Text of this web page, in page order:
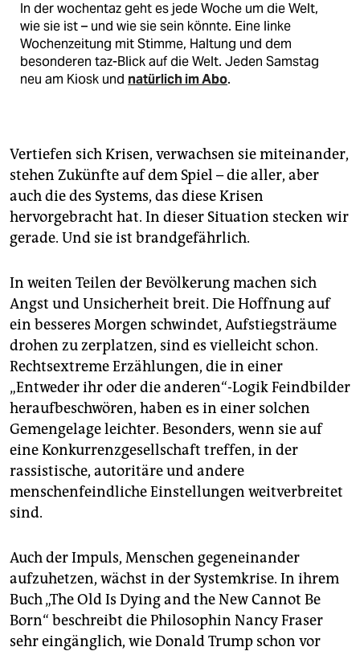
In der wochentaz geht es jede Woche um die Welt,
wie sie ist – und wie sie sein könnte. Eine linke
Wochenzeitung mit Stimme, Haltung und dem
besonderen taz-Blick auf die Welt. Jeden Samstag
neu am Kiosk und natürlich im Abo.
Vertiefen sich Krisen, verwachsen sie miteinander,
stehen Zukünfte auf dem Spiel – die aller, aber
auch die des Systems, das diese Krisen
hervorgebracht hat. In dieser Situation stecken wir
gerade. Und sie ist brandgefährlich.
In weiten Teilen der Bevölkerung machen sich
Angst und Unsicherheit breit. Die Hoffnung auf
ein besseres Morgen schwindet, Aufstiegsträume
drohen zu zerplatzen, sind es vielleicht schon.
Rechtsextreme Erzählungen, die in einer
„Entweder ihr oder die anderen“-Logik Feindbilder
heraufbeschwören, haben es in einer solchen
Gemengelage leichter. Besonders, wenn sie auf
eine Konkurrenzgesellschaft treffen, in der
rassistische, autoritäre und andere
menschenfeindliche Einstellungen weitverbreitet
sind.
Auch der Impuls, Menschen gegeneinander
aufzuhetzen, wächst in der Systemkrise. In ihrem
Buch „The Old Is Dying and the New Cannot Be
Born“ beschreibt die Philosophin Nancy Fraser
sehr eingänglich, wie Donald Trump schon vor